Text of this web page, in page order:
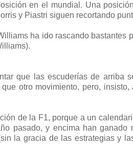
en el mundial. Una
y Piastri siguen recortando
ha ido rascando bastantes
que las escuderías de arriba
otro movimiento, pero, insisto,
de la F1, porque a un
pasado, y encima han ganado
la gracia de las estrategias y